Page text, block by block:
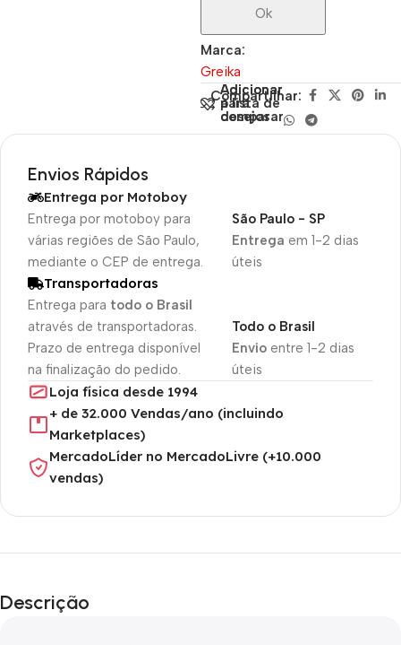
Ok
Marca:
Greika
Adicionar
para
comparar
Adicionar
à lista de
desejos
Compartilhar:
Envios Rápidos
Entrega por Motoboy
Entrega por motoboy para
várias regiões de São Paulo,
mediante o CEP de entrega.
Entrega em 1-2 dias
úteis
São Paulo - SP
Transportadoras
Entrega para todo o Brasil
através de transportadoras.
Prazo de entrega disponível
na finalização do pedido.
Envioentre 1-2 dias
úteis
Todo o Brasil
Loja física desde 1994
+ de 32.000 Vendas/ano (incluindo
Marketplaces)
MercadoLíder no MercadoLivre (+10.000
vendas)
Descrição